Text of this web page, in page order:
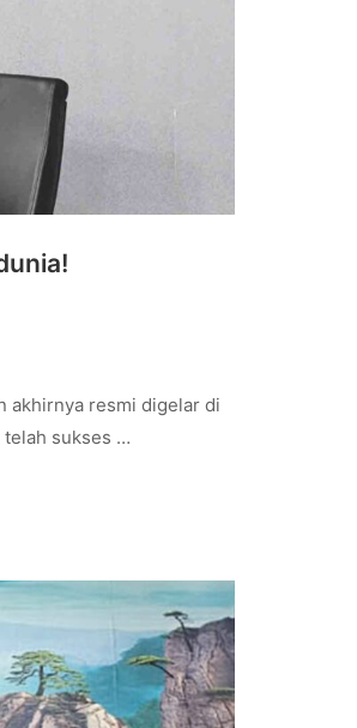
akhirnya resmi digelar di
telah sukses …